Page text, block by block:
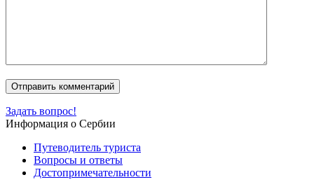
Задать вопрос!
Информация о Сербии
Путеводитель туриста
Вопросы и ответы
Достопримечательности